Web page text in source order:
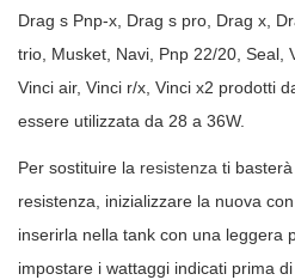
Drag s Pnp-x, Drag s pro, Drag x,
trio, Musket, Navi, Pnp 22/20, Seal,
Vinci air, Vinci r/x, Vinci x2 prodotti
essere utilizzata da 28 a 36W.
Per sostituire la resistenza ti
resistenza, inizializzare la nuova
inserirla nella tank con una leggera
impostare i wattaggi indicati prima